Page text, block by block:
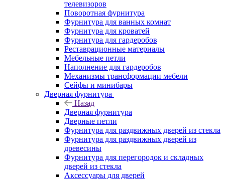
телевизоров
Поворотная фурнитура
Фурнитура для ванных комнат
Фурнитура для кроватей
Фурнитура для гардеробов
Реставрационные материалы
Мебельные петли
Наполнение для гардеробов
Механизмы трансформации мебели
Сейфы и минибары
Дверная фурнитура
Назад
Дверная фурнитура
Дверные петли
Фурнитура для раздвижных дверей из стекла
Фурнитура для раздвижных дверей из
древесины
Фурнитура для перегородок и складных
дверей из стекла
Аксессуары для дверей